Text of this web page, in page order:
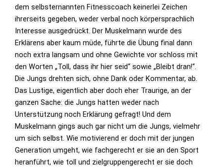
dem selbsternannten Fitnesscoach keinerlei Zeichen
ihrerseits gegeben, weder verbal noch körpersprachlich
Interesse ausgedrückt. Der Muskelmann wurde des
Erklärens aber kaum müde, führte die Übung final dann
noch extra langsam und ohne Gewichte vor schloss mit
den Worten „Toll, dass ihr hier seid“ sowie „Bleibt dran!“.
Die Jungs drehten sich, ohne Dank oder Kommentar, ab.
Das Lustige, eigentlich aber doch eher Traurige, an der
ganzen Sache: die Jungs hatten weder nach
Unterstützung noch Erklärung gefragt! Und dem
Muskelmann gings auch gar nicht um die Jungs, vielmehr
um sich selbst. Wie motivierend er doch mit der jungen
Generation umgeht, wie fachgerecht er sie an den Sport
heranführt, wie toll und zielgruppengerecht er sie doch